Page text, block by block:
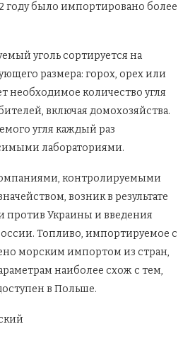
году было импортировано более
уголь сортируется на
размера: горох, орех или
необходимое количество угля
включая домохозяйства.
угля каждый раз
лабораториями.
контролируемыми
возник в результате
против Украины и введения
Топливо, импортируемое с
морским импортом из стран,
наиболее схож с тем,
в Польше.